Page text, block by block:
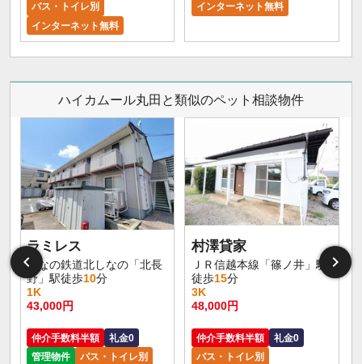
バス・トイレ別
インターネット無料
インターネット無料
ハイカムール丸田と類似のペット相談物件
ラミレス
しなの鉄道北しなの「北長
野」駅徒歩10分
1K
43,000円
仲介手数料半額
礼金0
管理物件
バス・トイレ別
村澤貸家
ＪＲ信越本線「篠ノ井」駅
徒歩15分
3K
48,000円
仲介手数料半額
礼金0
バス・トイレ別